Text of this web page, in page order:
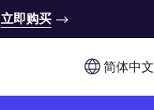
立即购买
简体中文